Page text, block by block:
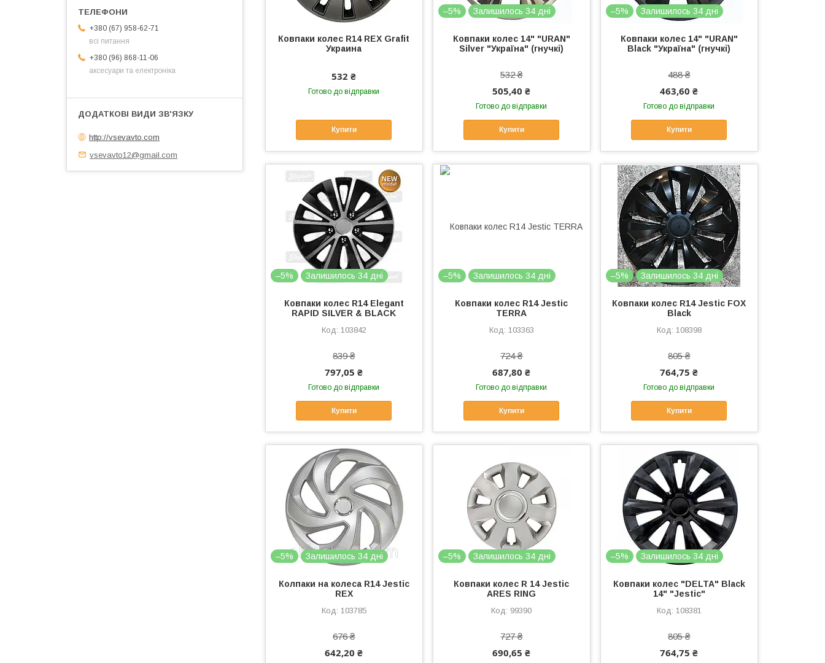
Ковпаки колес R14 REX Grafit
Украина
532 ₴
Готово до відправки
Купити
–5% Залишилось 34 дні
Ковпаки колес 14" "URAN"
Silver "Україна" (гнучкі)
532 ₴
505,40 ₴
Готово до відправки
Купити
–5% Залишилось 34 дні
Ковпаки колес 14" "URAN"
Black "Україна" (гнучкі)
488 ₴
463,60 ₴
Готово до відправки
Купити
–5% Залишилось 34 дні
Ковпаки колес R14 Elegant
RAPID SILVER & BLACK
103842
839 ₴
797,05 ₴
Готово до відправки
Купити
–5% Залишилось 34 дні
Ковпаки колес R14 Jestic
TERRA
103363
724 ₴
687,80 ₴
Готово до відправки
Купити
–5% Залишилось 34 дні
Ковпаки колес R14 Jestic FOX
Black
108398
805 ₴
764,75 ₴
Готово до відправки
Купити
–5% Залишилось 34 дні
Колпаки на колеса R14 Jestic
REX
103785
676 ₴
642,20 ₴
–5% Залишилось 34 дні
Ковпаки колес R 14 Jestic
ARES RING
99390
727 ₴
690,65 ₴
–5% Залишилось 34 дні
Ковпаки колес "DELTA" Black
14" "Jestic"
108381
805 ₴
764,75 ₴
+380 (67) 958-62-71
всі питання
+380 (96) 868-11-06
аксесуари та електроніка
http://vsevavto.com
vsevavto12@gmail.com